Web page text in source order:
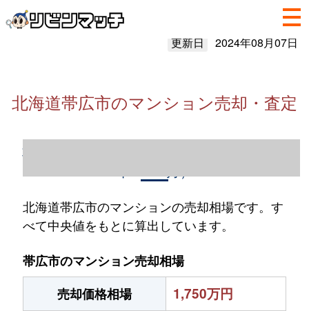
更新日 2024年08月07日
北海道帯広市のマンション売却・査定
北海道帯広市のマンション売却情報（2023
北海道帯広市のマンションの売却相場です。す
べて中央値をもとに算出しています。
帯広市のマンション売却相場
売却価格相場
1,750万円